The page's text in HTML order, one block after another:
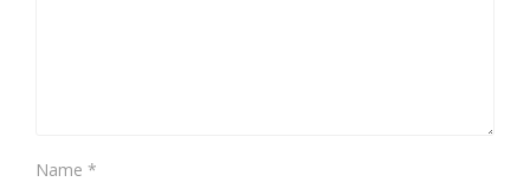
Name *